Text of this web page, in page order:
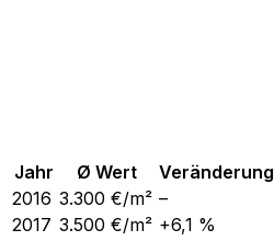
Jahr Ø Wert
Veränderung
2016 3.300 €/m² –
2017 3.500 €/m² +6,1 %